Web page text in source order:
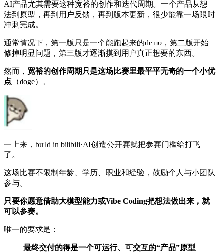
AI产品尤其需要这种宽裕的创作和迭代周期。一个产品从想
法到原型，再到用户反馈，再到版本更新，很少能靠一场限时
冲刺完成。
通常情况下，第一版只是一个能跑起来的demo，第二版开始
修掉明显问题，第三版才逐渐摸到用户真正想要的东西。
然而， 宽裕的创作周期只是这场比赛里最平平无奇的一个小优
点 （doge）。
一上来，build in bilibili·AI创造公开赛就把参赛门槛给打飞
了。
这场比赛不限制年龄、学历、职业和经验，鼓励个人与小团队
参与。
只要你愿意借助大模型能力或Vibe Coding把想法做出来，就
可以参赛。
唯一的要求是：
最终交付的得是一个可运行、可交互的“产品”原型